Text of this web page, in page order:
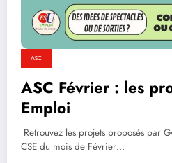
ASC
ASC Février : les
Emploi
Retrouvez les projets proposés par
CSE du mois de Février…